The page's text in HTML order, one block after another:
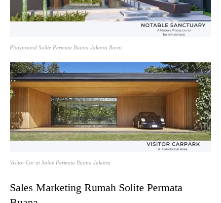
Playground Solite Permata Buana Jakarta Barat
Visitor Car at Solite Permata Buana Jakarta
Sales Marketing Rumah Solite Permata